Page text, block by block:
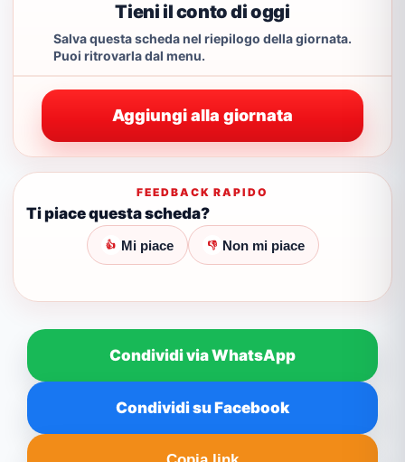
Tieni il conto di oggi
Salva questa scheda nel riepilogo della giornata.
Puoi ritrovarla dal menu.
Aggiungi alla giornata
FEEDBACK RAPIDO
Ti piace questa scheda?
👍 Mi piace 👎 Non mi piace
Condividi via WhatsApp
Condividi su Facebook